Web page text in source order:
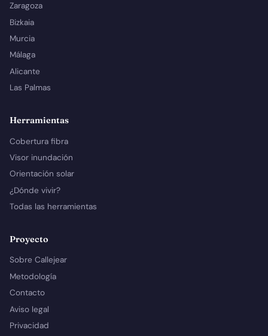
Zaragoza
Bizkaia
Murcia
Málaga
Alicante
Las Palmas
Herramientas
Cobertura fibra
Visor inundación
Orientación solar
¿Dónde vivir?
Todas las herramientas
Proyecto
Sobre Callejear
Metodología
Contacto
Aviso legal
Privacidad